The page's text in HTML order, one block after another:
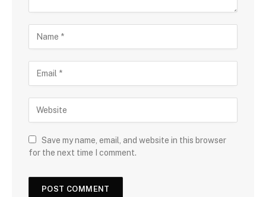
Save my name, email, and website in this browser
for the next time I comment.